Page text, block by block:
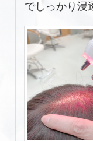
でしっかり浸